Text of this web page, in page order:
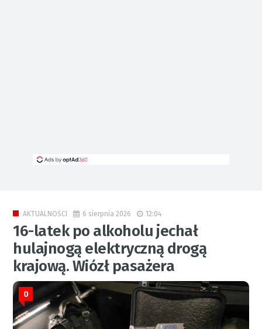
AKTUALNOŚCI 6 sierpnia 2026 12:04
16-latek po alkoholu jechał
hulajnogą elektryczną drogą
krajową. Wiózł pasażera
0